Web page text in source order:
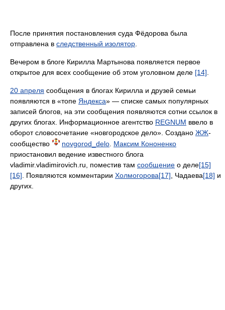
После принятия постановления суда Фёдорова была
отправлена в следственный изолятор
Вечером в блоге Кирилла Мартынова появляется первое
открытое для всех сообщение об этом уголовном деле [14]
20 апреля сообщения в блогах Кирилла и друзей семьи
появляются в «топе Яндекса» — списке самых популярных
записей блогов, на эти сообщения появляются сотни ссылок в
других блогах. Информационное агентство REGNUM ввело в
оборот словосочетание «новгородское дело». Создано ЖЖ-
сообщество
novgorod_delo Максим Кононенко
приостановил ведение известного блога
vladimir.vladimirovich.ru, поместив там сообщение о деле[15]
[16] . Появляются комментарии Холмогорова[17] , Чадаева[18] и
других.